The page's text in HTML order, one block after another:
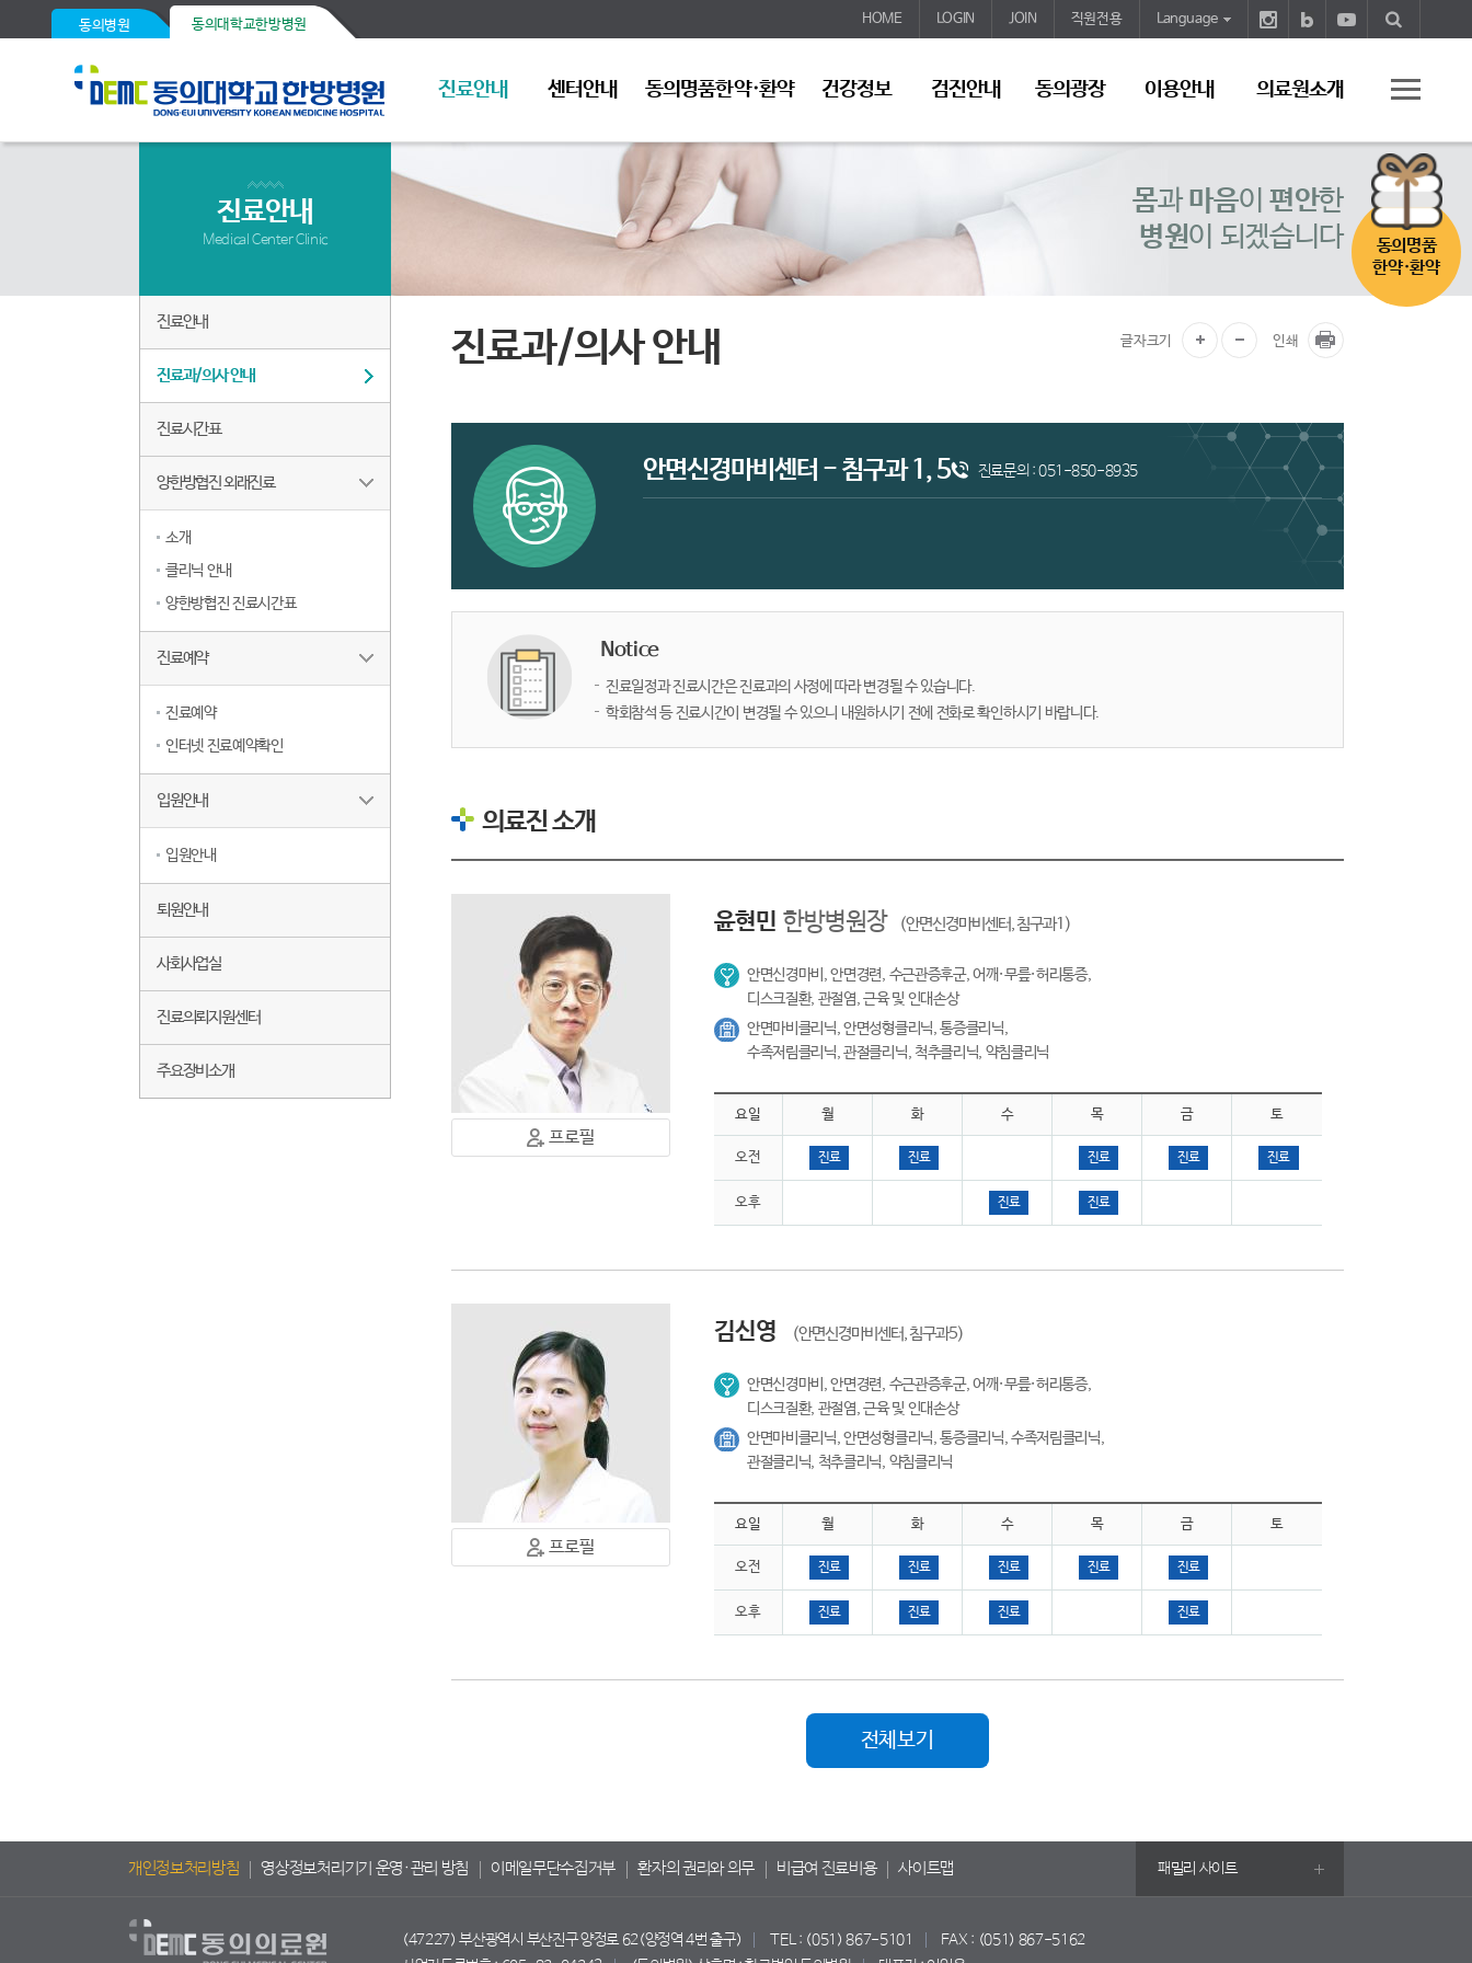
동의병원 동의대학교한방병원 HOME LOGIN JOIN 직원전용 Language
진료안내 센터안내 동의명품한약·환약 건강정보 검진안내 동의광장 이용안내 의료원소개
동의명품
한약·환약
몸과 마음이 편안한
병원이 되겠습니다
진료안내
Medical Center Clinic
진료안내
진료과/의사 안내
진료시간표
양한방협진 외래진료
소개
클리닉 안내
양한방협진 진료시간표
진료예약
진료예약
인터넷 진료예약확인
입원안내
입원안내
퇴원안내
사회사업실
진료의뢰지원센터
주요장비소개
진료과/의사 안내 글자크기 인쇄
안면신경마비센터 - 침구과 1, 5 진료문의 :051-850-8935
Notice
진료일정과 진료시간은 진료과의 사정에 따라 변경될 수 있습니다.
학회참석 등 진료시간이 변경될 수 있으니 내원하시기 전에 전화로 확인하시기 바랍니다.
의료진 소개
윤현민 한방병원장 (안면신경마비센터, 침구과1)
안면신경마비, 안면경련, 수근관증후군, 어깨·무릎·허리통증,
디스크질환, 관절염, 근육 및 인대손상
안면마비클리닉, 안면성형클리닉, 통증클리닉,
수족저림클리닉, 관절클리닉, 척추클리닉, 약침클리닉
프로필
요일 월 화 수 목 금 토
오전 진료 진료 진료 진료 진료
오후 진료 진료
김신영 (안면신경마비센터, 침구과5)
안면신경마비, 안면경련, 수근관증후군, 어깨·무릎·허리통증,
디스크질환, 관절염, 근육 및 인대손상
안면마비클리닉, 안면성형클리닉, 통증클리닉, 수족저림클리닉,
관절클리닉, 척추클리닉, 약침클리닉
프로필
요일 월 화 수 목 금 토
오전 진료 진료 진료 진료 진료
오후 진료 진료 진료 진료
전체보기
개인정보처리방침 영상정보처리기기 운영·관리 방침 이메일무단수집거부 환자의 권리와 의무 비급여 진료비용 사이트맵 패밀리 사이트
(47227) 부산광역시 부산진구 양정로 62(양정역 4번 출구) TEL : (051) 867-5101
FAX : (051) 867-5162